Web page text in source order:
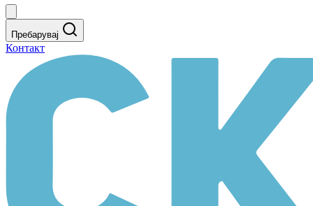
Пребарувај
Контакт